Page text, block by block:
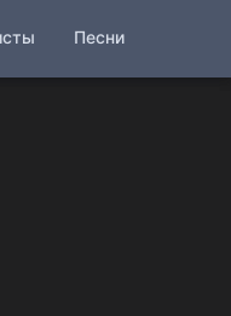
Песни